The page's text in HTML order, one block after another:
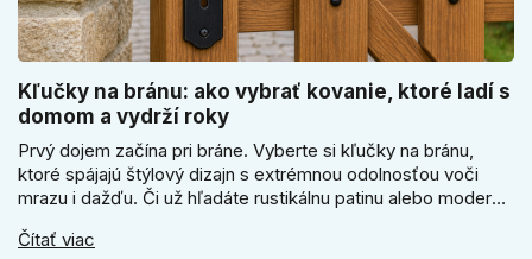
Kľučky na bránu: ako vybrať kovanie, ktoré ladí s
domom a vydrží roky
Prvý dojem začína pri bráne. Vyberte si kľučky na bránu,
ktoré spájajú štýlový dizajn s extrémnou odolnosťou voči
mrazu i dažďu. Či už hľadáte rustikálnu patinu alebo moderné
vydrží roky. Zabezpečte svoj vstup kvalitou, ktorá prežije
Čítať viac